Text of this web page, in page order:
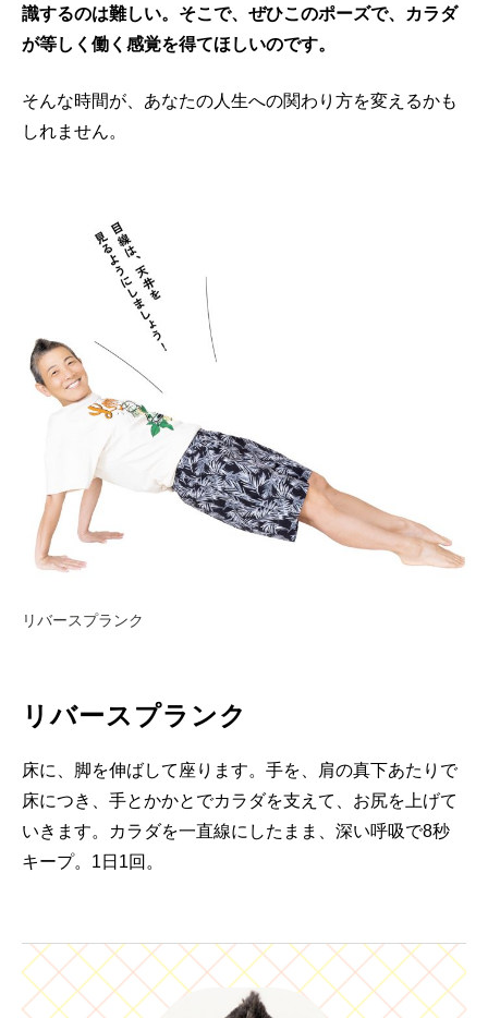
識するのは難しい。そこで、ぜひこのポーズで、カラダ
が等しく働く感覚を得てほしいのです。
そんな時間が、あなたの人生への関わり方を変えるかも
しれません。
リバースプランク
リバースプランク
床に、脚を伸ばして座ります。手を、肩の真下あたりで
床につき、手とかかとでカラダを支えて、お尻を上げて
いきます。カラダを一直線にしたまま、深い呼吸で8秒
キープ。1日1回。